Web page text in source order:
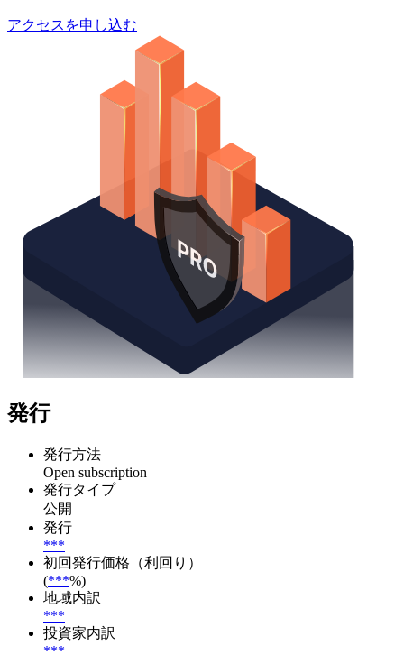
アクセスを申し込む
発行
発行方法
Open subscription
発行タイプ
公開
発行
***
初回発行価格（利回り）
(***%)
地域内訳
***
投資家内訳
***